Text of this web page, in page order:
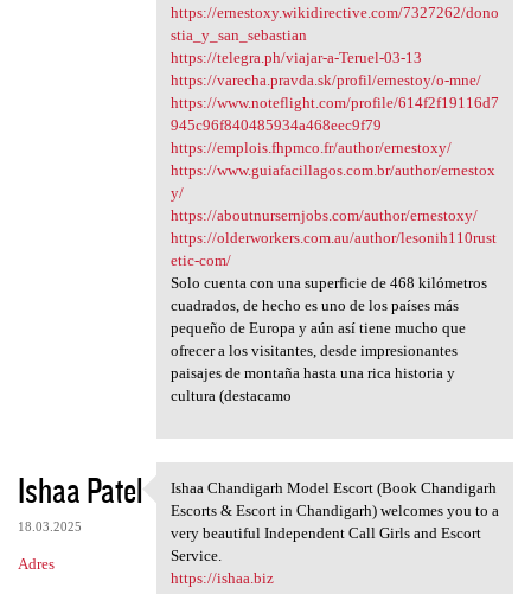
https://ernestoxy.wikidirective.com/7327262/dono
stia_y_san_sebastian
https://telegra.ph/viajar-a-Teruel-03-13
https://varecha.pravda.sk/profil/ernestoy/o-mne/
https://www.noteflight.com/profile/614f2f19116d7
945c96f840485934a468eec9f79
https://emplois.fhpmco.fr/author/ernestoxy/
https://www.guiafacillagos.com.br/author/ernestox
y/
https://aboutnursernjobs.com/author/ernestoxy/
https://olderworkers.com.au/author/lesonih110rust
etic-com/
Solo cuenta con una superficie de 468 kilómetros
cuadrados, de hecho es uno de los países más
pequeño de Europa y aún así tiene mucho que
ofrecer a los visitantes, desde impresionantes
paisajes de montaña hasta una rica historia y
cultura (destacamo
Ishaa Patel
18.03.2025
Adres
Ishaa Chandigarh Model Escort
Ishaa Chandigarh Model Escort (Book Chandigarh
Escorts & Escort in Chandigarh) welcomes you to a
very beautiful Independent Call Girls and Escort
Service.
https://ishaa.biz